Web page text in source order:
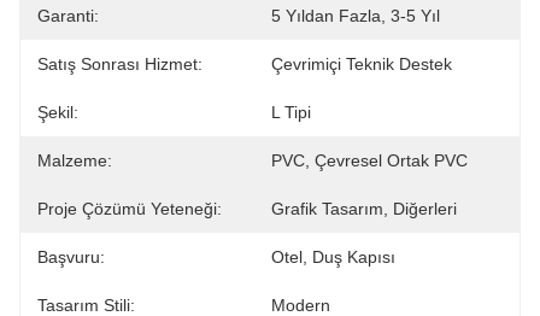
Garanti: 5 Yıldan Fazla, 3-5 Yıl
Satış Sonrası Hizmet: Çevrimiçi Teknik Destek
Şekil: L Tipi
Malzeme: PVC, Çevresel Ortak PVC
Proje Çözümü Yeteneği: Grafik Tasarım, Diğerleri
Başvuru: Otel, Duş Kapısı
Tasarım Stili: Modern